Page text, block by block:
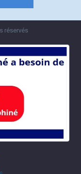
réservés